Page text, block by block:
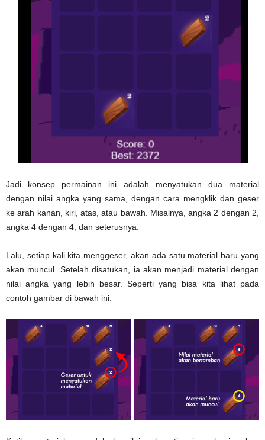
Jadi konsep permainan ini adalah menyatukan dua material
dengan nilai angka yang sama, dengan cara mengklik dan geser
ke arah kanan, kiri, atas, atau bawah. Misalnya, angka 2 dengan 2,
angka 4 dengan 4, dan seterusnya.
Lalu, setiap kali kita menggeser, akan ada satu material baru yang
akan muncul. Setelah disatukan, ia akan menjadi material dengan
nilai angka yang lebih besar. Seperti yang bisa kita lihat pada
contoh gambar di bawah ini.